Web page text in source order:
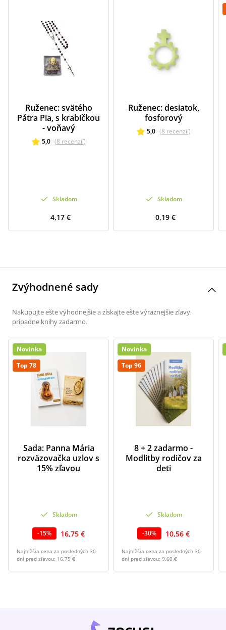
Ruženec: svätého
Pátra Pia, s krabičkou
- voňavý
5,0 (8 recenzií)
Skladom
4,17 €
Ruženec: desiatok,
fosforový
5,0 (8 recenzií)
Skladom
0,19 €
Zvýhodnené sady
Nakupujte ešte výhodnejšie a získajte ešte výraznejšie zľavy,
prípadne knihy zadarmo.
Novinka
Top 78
Sada: Panna Mária
rozväzovačka uzlov s
15% zľavou
Skladom
-15% 16,75 €
Najnižšia cena za posledných 30
dní pred zľavou: 16,75 €
Novinka
Top 96
8 + 2 zadarmo -
Modlitby rodičov za
deti
Skladom
-30% 10,56 €
Najnižšia cena za posledných 30
dní pred zľavou: 9,60 €